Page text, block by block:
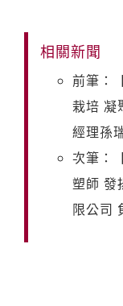
相關新聞
前筆：
栽培 凝
經理孫
次筆：
塑師 發
限公司